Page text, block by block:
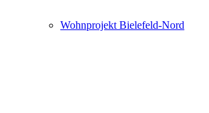
Wohnprojekt Bielefeld-Nord